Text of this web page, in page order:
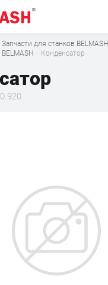
Запчасти для станков BELMASH
· Конденсатор